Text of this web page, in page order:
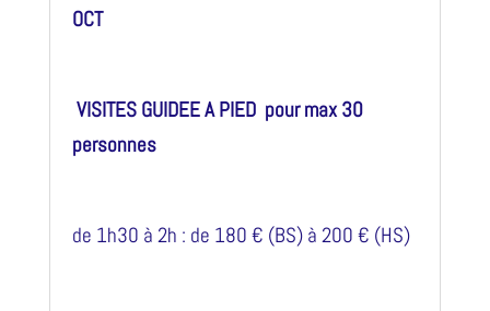
OCT
VISITES GUIDEE A PIED pour max 30
personnes
de 1h30 à 2h : de 180 € (BS) à 200 € (HS)